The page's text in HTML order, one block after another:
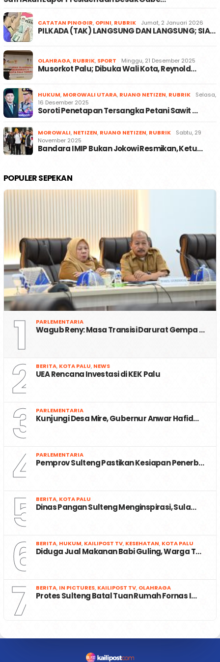
CATATAN PINGGIR, OPINI, RUBRIK Jumat, 2 Januari 2026
PILKADA (TAK) LANGSUNG DAN LANGSUNG; SIA…
OLAHRAGA, RUBRIK, SPORT Minggu, 21 Desember 2025
Musorkot Palu; Dibuka Wali Kota, Reynold…
HUKUM, MOROWALI UTARA, RUANG NETIZEN, RUBRIK
Selasa,
16 Desember 2025
Soroti Penetapan Tersangka Petani Sawit …
MOROWALI, NETIZEN, RUANG NETIZEN, RUBRIK
Sabtu, 29
November 2025
Bandara IMIP Bukan Jokowi Resmikan, Ketu…
POPULER SEPEKAN
1 PARLEMENTARIA
Wagub Reny: Masa Transisi Darurat Gempa …
2 BERITA, KOTA PALU, NEWS
UEA Rencana Investasi di KEK Palu
3 PARLEMENTARIA
Kunjungi Desa Mire, Gubernur Anwar Hafid…
4 PARLEMENTARIA
Pemprov Sulteng Pastikan Kesiapan Penerb…
5 BERITA, KOTA PALU
Dinas Pangan Sulteng Menginspirasi, Sula…
6 BERITA, HUKUM, KAILIPOST TV, KESEHATAN, KOTA PALU
Diduga Jual Makanan Babi Guling, Warga T…
7 BERITA, IN PICTURES, KAILIPOST TV, OLAHRAGA
Protes Sulteng Batal Tuan Rumah Fornas I…